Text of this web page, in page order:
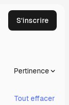
S’inscrire
Pertinence
Tout effacer